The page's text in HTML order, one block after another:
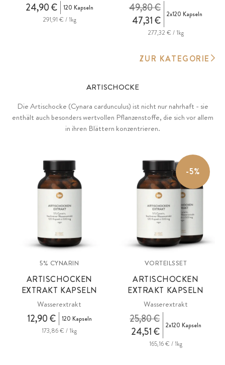
24,90 €
120 Kapseln
291,91 € / 1kg
47,31 €
49,80 € 2x120 Kapseln
277,32 € / 1kg
ZUR KATEGORIE
ARTISCHOCKE
Die Artischocke (Cynara cardunculus) ist nicht nur nahrhaft - sie
enthält auch besonders wertvollen Pflanzenstoffe, die sich vor allem
in ihren Blättern konzentrieren.
5% CYNARIN
ARTISCHOCKEN
EXTRAKT KAPSELN
Wasserextrakt
12,90 €
120 Kapseln
173,86 € / 1kg
-5%
VORTEILSSET
ARTISCHOCKEN
EXTRAKT KAPSELN
Wasserextrakt
24,51 €
25,80 € 2x120 Kapseln
165,16 € / 1kg